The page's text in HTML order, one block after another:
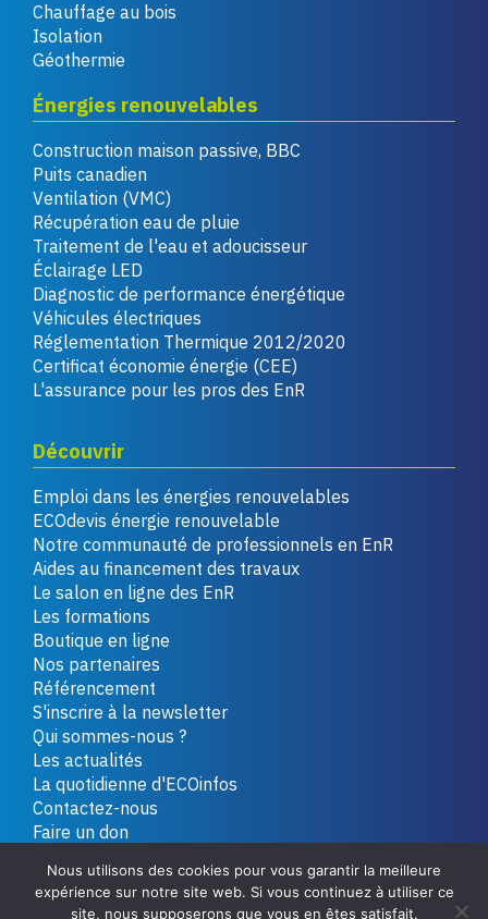
Chauffage au bois
Isolation
Géothermie
Énergies renouvelables
Construction maison passive, BBC
Puits canadien
Ventilation (VMC)
Récupération eau de pluie
Traitement de l'eau et adoucisseur
Éclairage LED
Diagnostic de performance énergétique
Véhicules électriques
Réglementation Thermique 2012/2020
Certificat économie énergie (CEE)
L'assurance pour les pros des EnR
Découvrir
Emploi dans les énergies renouvelables
ECOdevis énergie renouvelable
Notre communauté de professionnels en EnR
Aides au financement des travaux
Le salon en ligne des EnR
Les formations
Boutique en ligne
Nos partenaires
Référencement
S'inscrire à la newsletter
Qui sommes-nous ?
Les actualités
La quotidienne d'ECOinfos
Contactez-nous
Faire un don
Copyright 2026 - Tous droits réservés Plan du site
Nous utilisons des cookies pour vous garantir la meilleure
expérience sur notre site web. Si vous continuez à utiliser ce
site, nous supposerons que vous en êtes satisfait.